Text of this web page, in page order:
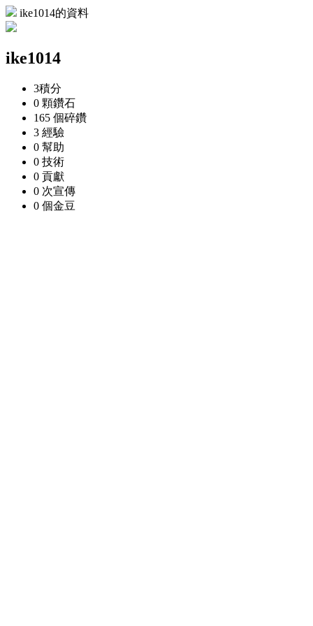
ike1014的資料
ike1014
3積分
0 顆鑽石
165 個碎鑽
3 經驗
0 幫助
0 技術
0 貢獻
0 次宣傳
0 個金豆